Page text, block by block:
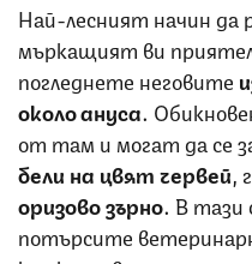
Най-лесният начин да
мъркащият ви
погледнете неговите
около ануса.
от там и могат да се
бели на цвят червей,
оризово зърно. В тази
потърсите